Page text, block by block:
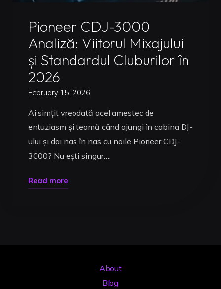
Pioneer CDJ-3000
Analiză: Viitorul Mixajului
și Standardul Cluburilor în
2026
February 15, 2026
Ai simțit vreodată acel amestec de
entuziasm și teamă când ajungi în cabina DJ-
ului și dai nas în nas cu noile Pioneer CDJ-
3000? Nu ești singur….
Read more"Pioneer
Standardul
About
Blog